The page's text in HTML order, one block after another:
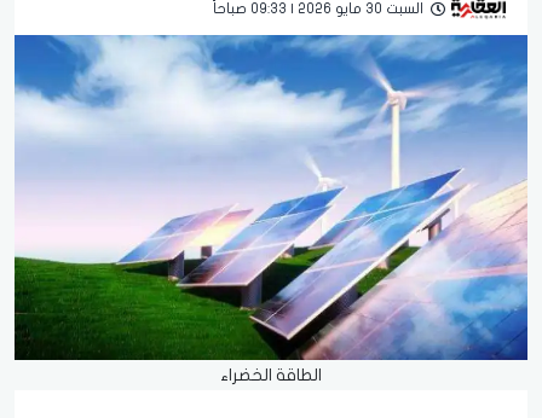
السبت 30 مايو 2026 | 09:33 صباحاً
الطاقة الخضراء